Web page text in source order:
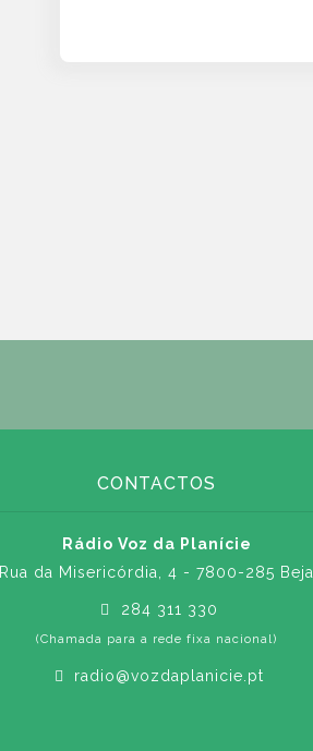
CONTACTOS
Rádio Voz da Planície
Rua da Misericórdia, 4 - 7800-285 Beja
284 311 330
(Chamada para a rede fixa nacional)
radio@vozdaplanicie.pt